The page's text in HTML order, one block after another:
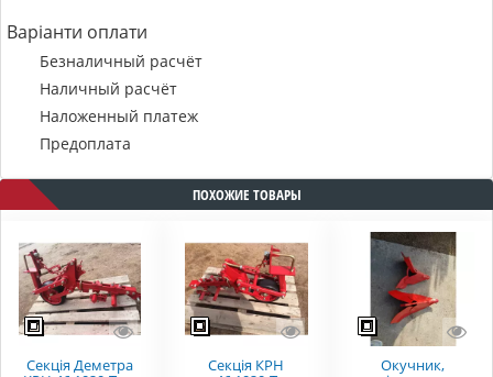
Варіанти оплати
Безналичный расчёт
Наличный расчёт
Наложенный платеж
Предоплата
ПОХОЖИЕ ТОВАРЫ
Секція Деметра Секція КРН Окучник,